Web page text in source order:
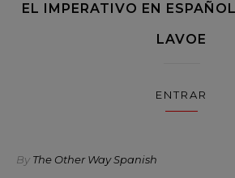
EL IMPERATIVO EN
LAVOE
ENTRAR
By The Other Way Spanish